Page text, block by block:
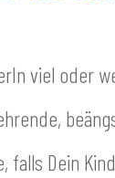
viel oder
Dein